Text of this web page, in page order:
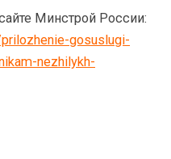
Минстрой России:
gosuslugi-
nezhilykh-